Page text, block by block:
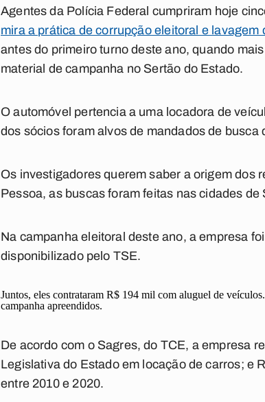
Agentes da Polícia Federal cumpriram hoje
mira a prática de corrupção eleitoral e lavagem
antes do primeiro turno deste ano, quando
material de campanha no Sertão do Estado.
O automóvel pertencia a uma locadora de
dos sócios foram alvos de mandados de
Os investigadores querem saber a origem dos
Pessoa, as buscas foram feitas nas cidades
Na campanha eleitoral deste ano, a empresa
disponibilizado pelo TSE.
Juntos, eles contrataram R$ 194 mil com aluguel de
campanha apreendidos.
De acordo com o Sagres, do TCE, a empresa
Legislativa do Estado em locação de carros; e
entre 2010 e 2020.